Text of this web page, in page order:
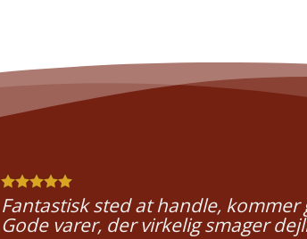
Fantastisk sted at handle, kommer
Gode varer, der virkelig smager